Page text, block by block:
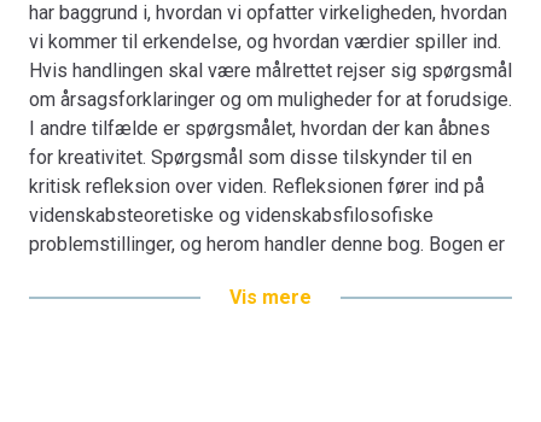
har baggrund i, hvordan vi opfatter virkeligheden, hvordan
vi kommer til erkendelse, og hvordan værdier spiller ind.
Hvis handlingen skal være målrettet rejser sig spørgsmål
om årsagsforklaringer og om muligheder for at forudsige.
I andre tilfælde er spørgsmålet, hvordan der kan åbnes
for kreativitet. Spørgsmål som disse tilskynder til en
kritisk refleksion over viden. Refleksionen fører ind på
videnskabsteoretiske og videnskabsfilosofiske
problemstillinger, og herom handler denne bog. Bogen er
ved Aalborg Universitet. Vis mere